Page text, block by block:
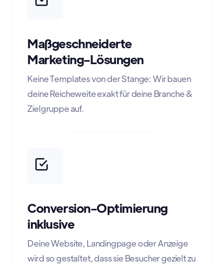
Maßgeschneiderte
Marketing-Lösungen
Keine Templates von der Stange: Wir bauen
deine Reicheweite exakt für deine Branche &
Zielgruppe auf.
Conversion-Optimierung
inklusive
Deine Website, Landingpage oder Anzeige
wird so gestaltet, dass sie Besucher gezielt zu